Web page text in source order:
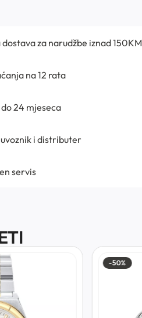
za narudžbe iznad 150KM
na 12 rata
24 mjeseca
i distributer
servis
-50%